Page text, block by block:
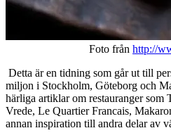
Foto från http://
Detta är en tidning som går ut till
miljon i Stockholm, Göteborg och
härliga artiklar om restauranger som
Vrede, Le Quartier Francais,
annan inspiration till andra delar av